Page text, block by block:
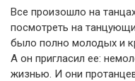
Все произошло на
посмотреть на
было полно молодых и
А он пригласил ее:
жизнью. И они